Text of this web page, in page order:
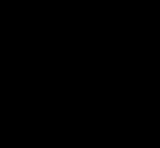
、名作それ
漱石の「夢
大きく見せ